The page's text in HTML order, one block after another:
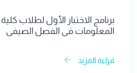
برنامج الاختبار الأول لطلاب
المعلومات في الفصل الصيفي
قراءة المزيد